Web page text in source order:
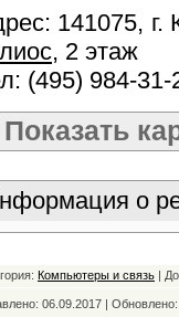
141075, г.
, 2 этаж
(495) 984-31-
Показать
о
Компьютеры и связь |
06.09.2017 |